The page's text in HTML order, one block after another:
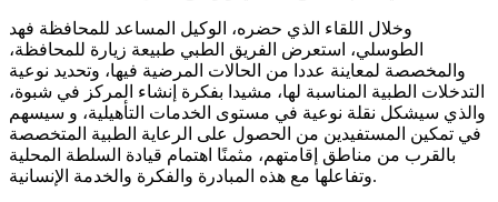
وخلال اللقاء الذي حضره، الوكيل المساعد للمحافظة فهد
الطوسلي، استعرض الفريق الطبي طبيعة زيارة للمحافظة،
والمخصصة لمعاينة عددا من الحالات المرضية فيها، وتحديد نوعية
التدخلات الطبية المناسبة لها، مشيدا بفكرة إنشاء المركز في شبوة،
والذي سيشكل نقلة نوعية في مستوى الخدمات التأهيلية، و سيسهم
في تمكين المستفيدين من الحصول على الرعاية الطبية المتخصصة
بالقرب من مناطق إقامتهم، مثمنًا اهتمام قيادة السلطة المحلية
وتفاعلها مع هذه المبادرة والفكرة والخدمة الإنسانية.